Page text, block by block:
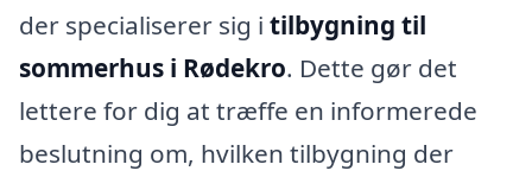
der specialiserer sig i tilbygning til
sommerhus i Rødekro. Dette gør det
lettere for dig at træffe en informerede
beslutning om, hvilken tilbygning der